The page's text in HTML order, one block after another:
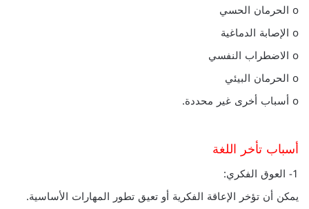
o الحرمان الحسي
o الإصابة الدماغية
o الاضطراب النفسي
o الحرمان البيئي
o أسباب أخرى غير محددة.
أسباب تأخر اللغة
1- العوق الفكري:
يمكن أن تؤخر الإعاقة الفكرية أو تعيق تطور المهارات الأساسية.